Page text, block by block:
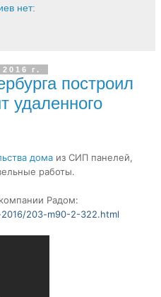
нет:
г.
построил
удаленного
дома из СИП панелей,
работы.
Радом:
203-m90-2-322.html